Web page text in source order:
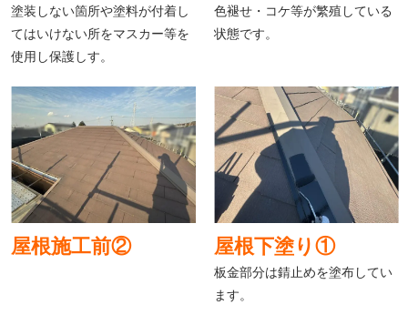
塗装しない箇所や塗料が付着し
てはいけない所をマスカー等を
使用し保護しす。
色褪せ・コケ等が繁殖している
状態です。
屋根施工前② 屋根下塗り①
板金部分は錆止めを塗布してい
ます。